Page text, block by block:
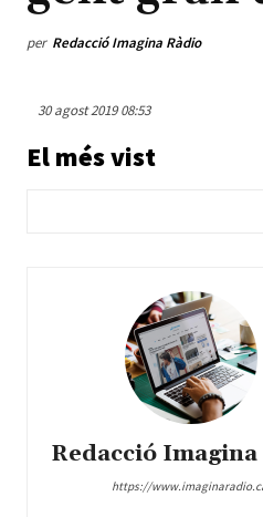
per Redacció Imagina Ràdio
30 agost 2019 08:53
El més vist
Redacció
https://